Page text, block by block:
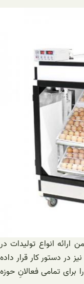
انواع تولیدات در
در دستور کار قرار داده
برای تمامی فعالانِ حوزه